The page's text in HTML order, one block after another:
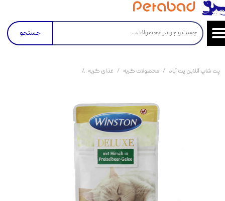
جستجو
پت شاپ آنلاین پت آباد محصولات گربه غذای گربه